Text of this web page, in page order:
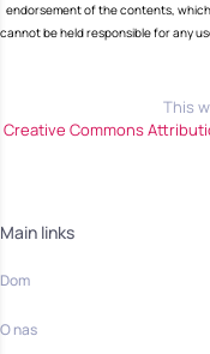
endorsement of the contents,
cannot be held responsible for any
This
Creative Commons
Main links
Dom
O nas